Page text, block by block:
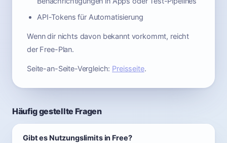
API-Tokens für Automatisierung
Wenn dir nichts davon bekannt vorkommt, reicht
der Free-Plan.
Seite-an-Seite-Vergleich: Preisseite.
Häufig gestellte Fragen
Gibt es Nutzungslimits in Free?